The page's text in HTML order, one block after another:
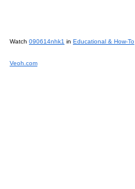
Watch 090614nhk1 in Educational & How-To
Veoh.com